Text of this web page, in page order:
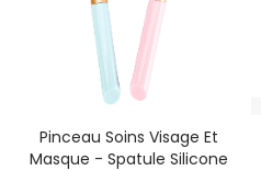
Pinceau Soins Visage Et
Masque - Spatule Silicone